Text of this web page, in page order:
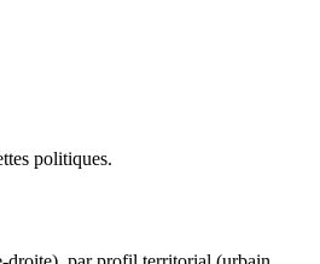
politiques.